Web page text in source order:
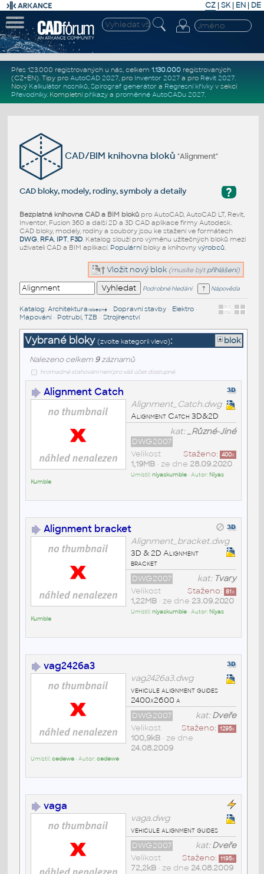
CZ | SK| EN | DE
Přes 123.000 registrovaných u nás, celkem 1.130.000registrovaných
(CZ+EN). Tipy pro AutoCAD 2027, pro Inventor 2027a pro Revit 2027.
Nový Kalkulátor nosníků, Spirograf generátor a Regresní křivkyv sekci
Převodníky. Kompletní příkazya proměnné AutoCADu 2027.
CAD/BIM knihovna bloků"Alignment"
?
CAD bloky, modely, rodiny, symboly a detaily
Bezplatná knihovna CAD a BIM blokůpro AutoCAD, AutoCAD LT, Revit,
Inventor, Fusion 360 a další 2D a 3D CAD aplikace firmy Autodesk.
CAD bloky, modely, rodiny a soubory jsou ke stažení ve formátech
DWG, RFA, IPT, F3D. Katalog slouží pro výměnu užitečných bloků mezi
uživateli CAD a BIM aplikací. Populárníbloky a knihovny výrobců.
Vložit nový blok (musíte být přihlášeni)
Podrobné hledání Nápověda
Katalog: Architektura/obecné• Dopravní stavby• Elektro•
Mapování• Potrubí, TZB • Strojírenství
Vybrané bloky (zvolte kategorii vlevo): blok
Nalezeno celkem 9záznamů
hromadné stahování není pro váš účet dostupné
Alignment Catch
Alignment_Catch.dwg
Alignment Catch 3D&2D
kat:_Různé-Jiné
DWG2007
Staženo: 400x
Velikost
1,19MB• ze dne 28.09.2020
Umístil:niyaskumble• Autor: Niyas
Kumble
Alignment bracket
Alignment_bracket.dwg
3D & 2D Alignment
bracket
kat: Tvary
DWG2007
Staženo: 81x
Velikost
1,22MB• ze dne 23.09.2020
Umístil:niyaskumble• Autor: Niyas
Kumble
vag2426a3
vag2426a3.dwg
vehicule alignment guides
2400x2600 a
kat:Dveře
DWG2007
Staženo: 1295x
Velikost
100,9kB• ze dne
24.08.2009
Umístil:cedewe• Autor:cedewe
vaga
vaga.dwg
vehicule alignment guides
kat:Dveře
DWG2007
Staženo: 1195x
Velikost
72,2kB• ze dne 24.08.2009